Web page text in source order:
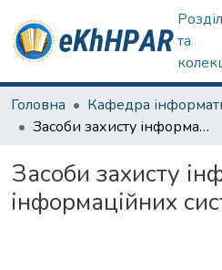
та
Головна Кафедра
Засоби захисту інформації в інформаційних системах
Засоби захисту
інформаційних